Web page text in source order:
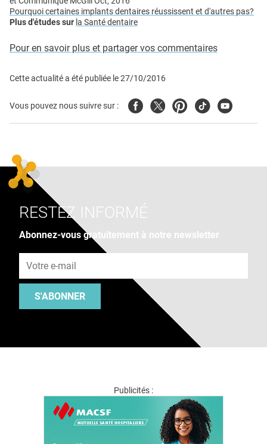
Pourquoi certaines implants dentaires réussissent et d'autres pas?
Plus d'études sur la Santé dentaire
Pour en savoir plus et partager vos commentaires
Cette actualité a été publiée le27/10/2016
Vous pouvez nous suivre sur : FacebookTwitterPinterest
TiktokYoutube
RESTEZ INFORMÉ
Abonnez-vous gratuitement à notre newsletter
S'ABONNER
Publicités :